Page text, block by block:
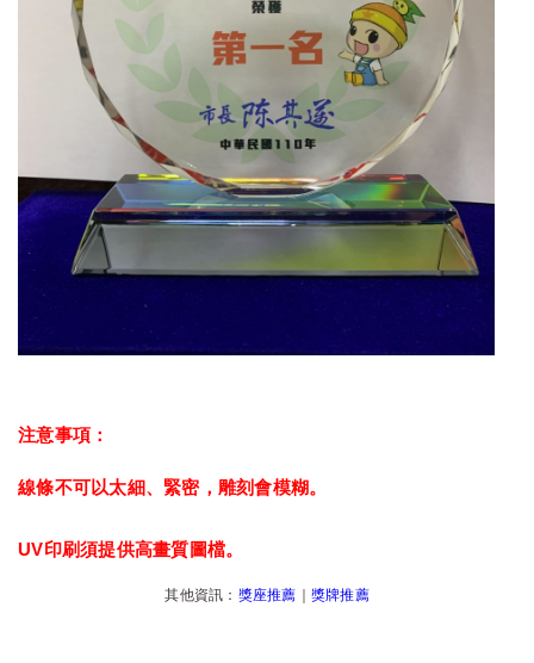
注意事項：
線條不可以太細、緊密，雕刻會模糊。
UV印刷須提供高畫質圖檔。
其他資訊： 獎座推薦 獎牌推薦